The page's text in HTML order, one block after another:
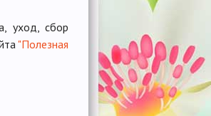
уход, сбор
"Полезная